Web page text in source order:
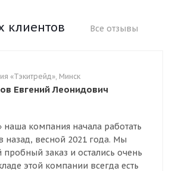
клиентов Все отзывы
«Тэкитрейд», Минск
Евгений Леонидович
компания начала работать
назад, весной 2021 года. Мы
заказ и остались очень
этой компании всегда есть